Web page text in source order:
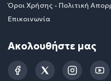
Όροι Χρήσης - Πολιτική
Επικοινωνία
Ακολουθήστε μας
FacebookTwitterInstagram